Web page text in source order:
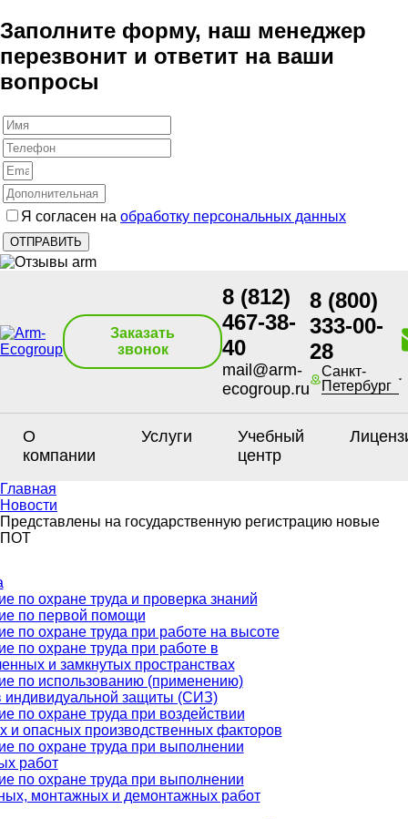
Заполните форму, наш менеджер
перезвонит и ответит на ваши
вопросы
Я согласен на обработку персональных данных
Заказать
звонок
8 (812)
467-38-
40
mail@arm-
ecogroup.ru
8 (800)
333-00-
28
Санкт-
Петербург
О
компании
Услуги
Учебный
центр
Главная
Новости
Представлены на государственную регистрацию новые
ПОТ
по охране труда и проверка знаний
по первой помощи
по охране труда при работе на высоте
по охране труда при работе в
и замкнутых пространствах
по использованию (применению)
индивидуальной защиты (СИЗ)
по охране труда при воздействии
и опасных производственных факторов
по охране труда при выполнении
работ
по охране труда при выполнении
монтажных и демонтажных работ